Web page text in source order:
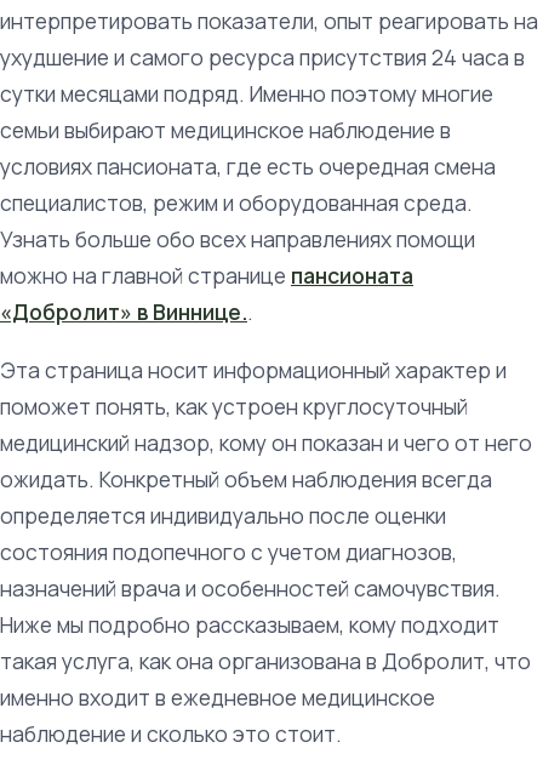
интерпретировать показатели, опыт реагировать на
ухудшение и самого ресурса присутствия 24 часа в
сутки месяцами подряд. Именно поэтому многие
семьи выбирают медицинское наблюдение в
условиях пансионата, где есть очередная смена
специалистов, режим и оборудованная среда.
Узнать больше обо всех направлениях помощи
можно на главной странице пансионата
«Добролит» в Виннице..
Эта страница носит информационный характер и
поможет понять, как устроен круглосуточный
медицинский надзор, кому он показан и чего от него
ожидать. Конкретный объем наблюдения всегда
определяется индивидуально после оценки
состояния подопечного с учетом диагнозов,
назначений врача и особенностей самочувствия.
Ниже мы подробно рассказываем, кому подходит
такая услуга, как она организована в Добролит, что
именно входит в ежедневное медицинское
наблюдение и сколько это стоит.